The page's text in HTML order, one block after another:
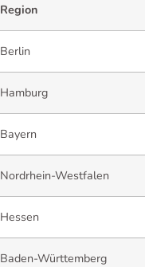
Region
Berlin
Hamburg
Bayern
Nordrhein-Westfalen
Hessen
Baden-Württemberg